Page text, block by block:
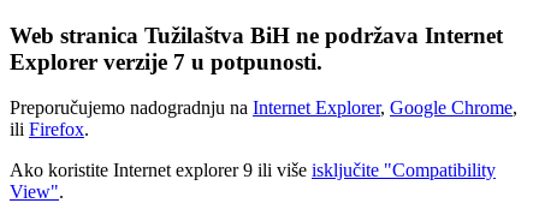
Web stranica Tužilaštva BiH ne podržava Internet
Explorer verzije 7 u potpunosti.
Preporučujemo nadogradnju na Internet Explorer, Google Chrome,
ili Firefox.
Ako koristite Internet explorer 9 ili više isključite "Compatibility
View".